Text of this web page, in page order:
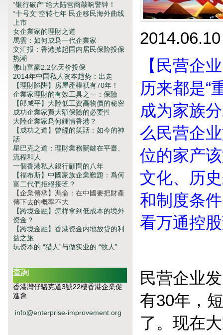
“银行破产”给大陆营商敲响警钟！
“十号文”空转七年 民企移民海外曲线
上市
女企業家的理財之道
馬雲：如何成爲一代企業家
文汇报：香港掀起国内居民保险投保
热潮
佛山富豪2.2亿天价投保
2014年中国私人资本趋势：出走
【理財陷阱】房屋產權祇有70年！
企業家理財的有效工具之一：保險
【郎咸平】大陸低工資高物價的秘密
成功企業家買大額保險的必要性
大陸企業家爲何鍾情香港？
【成功之道】曾經的笑話：如今的神
話
星巴克之道：理財業務關鍵在平臺、
流程和人
一個香港私人銀行顧問的八年
【福布斯】中國家族企業難題：爲何
富二代們拒絕接班？
【企業傳承】馮侖：在中國要把財產
傳下去的概率不大
【跨境金融】怎样拿到低成本的境外
资金？
【跨境金融】香港资金内地放贷的利
益之旅
玩资本的 “猎人”与做实业的 “牧人”
查詢
香港灣仔駱克道3號22樓香港企業促
進會
info@enterprise-improvement.org
2014.06.10
【民营企
历来都是“
成为家族
么民营企
位的家产
文化、历
和制度条
看万通控
民营企业
有30年，
了。现在